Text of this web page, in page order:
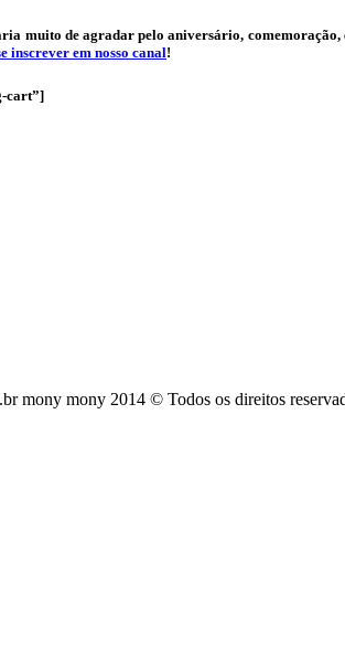
muito de agradar pelo aniversário,
inscrever em nosso canal!
cart”]
mony mony 2014 © Todos os direitos